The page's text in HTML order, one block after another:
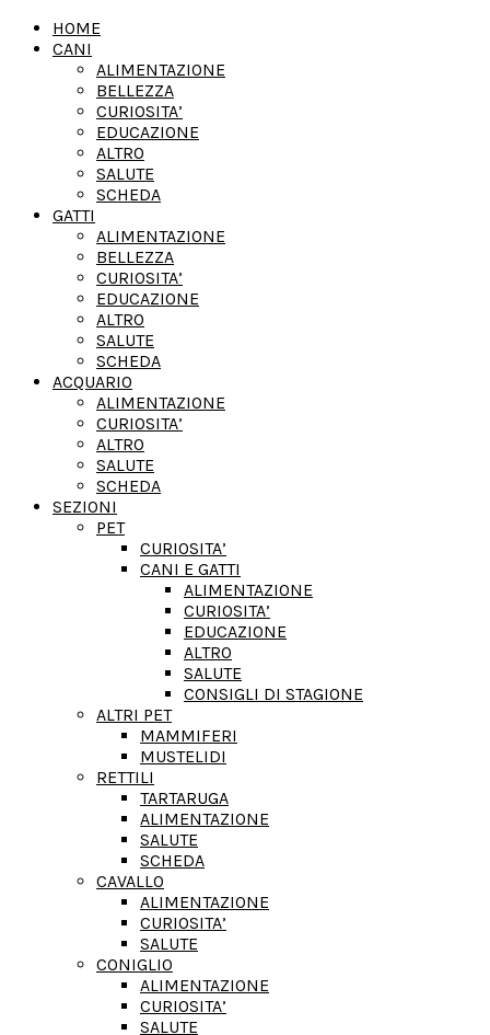
HOME
CANI
ALIMENTAZIONE
BELLEZZA
CURIOSITA’
EDUCAZIONE
ALTRO
SALUTE
SCHEDA
GATTI
ALIMENTAZIONE
BELLEZZA
CURIOSITA’
EDUCAZIONE
ALTRO
SALUTE
SCHEDA
ACQUARIO
ALIMENTAZIONE
CURIOSITA’
ALTRO
SALUTE
SCHEDA
SEZIONI
PET
CURIOSITA’
CANI E GATTI
ALIMENTAZIONE
CURIOSITA’
EDUCAZIONE
ALTRO
SALUTE
CONSIGLI DI STAGIONE
ALTRI PET
MAMMIFERI
MUSTELIDI
RETTILI
TARTARUGA
ALIMENTAZIONE
SALUTE
SCHEDA
CAVALLO
ALIMENTAZIONE
CURIOSITA’
SALUTE
CONIGLIO
ALIMENTAZIONE
CURIOSITA’
SALUTE